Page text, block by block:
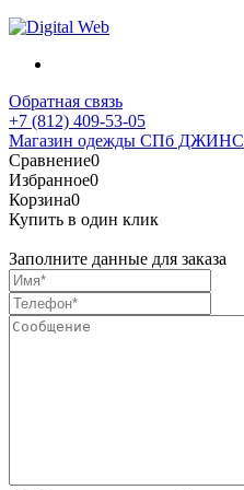
Обратная связь
+7 (812) 409-53-05
Магазин одежды СПб ДЖИНС
Сравнение0
Избранное0
Корзина0
Купить в один клик
Заполните данные для заказа